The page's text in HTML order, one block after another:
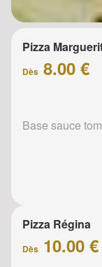
Pizza
Dès 8.00 €
Base sauce
Pizza Régina
Dès 10.00 €